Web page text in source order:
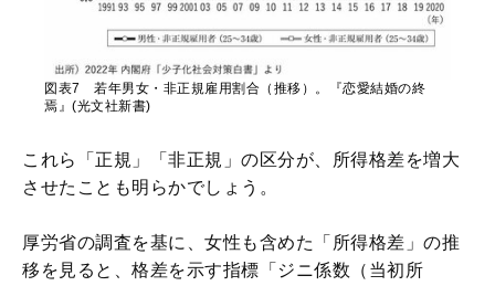
図表7 若年男女・非正規雇用割合（推移）。『恋愛結婚の終
焉』(光文社新書)
これら「正規」「非正規」の区分が、所得格差を増大
させたことも明らかでしょう。
厚労省の調査を基に、女性も含めた「所得格差」の推
移を見ると、格差を示す指標「ジニ係数（当初所